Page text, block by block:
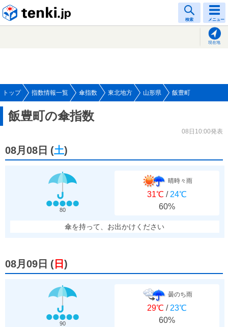
検索 メニュー
現在地
トップ 指数情報一覧 傘指数 東北地方 山形県 飯豊町
飯豊町の傘指数
08日10:00発表
08月08日 (土)
80
晴時々雨
31℃ / 24℃
60%
傘を持って、お出かけください
08月09日 ( 日 )
90
曇のち雨
29℃ / 23℃
60%